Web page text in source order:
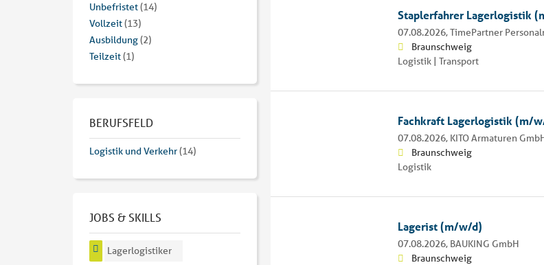
Staplerfahrer Lagerlogistik
07.08.2026,TimePartner
Braunschweig
Logistik | Transport
Fachkraft Lagerlogistik (m/
07.08.2026, KITO Armaturen
Braunschweig
Logistik
Lagerist (m/w/d)
07.08.2026, BAUKING GmbH
Braunschweig
Unbefristet(14)
Vollzeit(13)
Ausbildung(2)
Teilzeit(1)
BERUFSFELD
Logistik und Verkehr(14)
JOBS & SKILLS
Lagerlogistiker